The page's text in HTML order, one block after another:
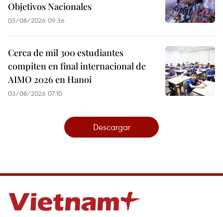
Objetivos Nacionales
03/08/2026 09:36
Cerca de mil 300 estudiantes
compiten en final internacional de
AIMO 2026 en Hanoi
03/08/2026 07:10
Descargar